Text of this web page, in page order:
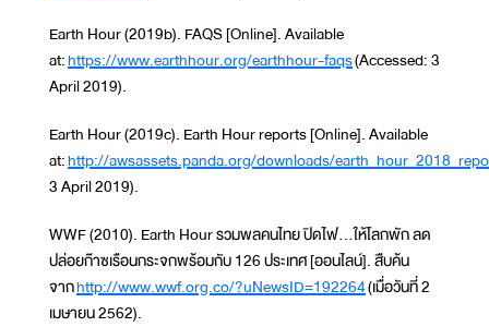
Earth Hour (2019b). FAQS [Online]. Available
at:https://www.earthhour.org/earthhour-faqs(Accessed: 3
April 2019).
Earth Hour (2019c). Earth Hour reports [Online]. Available
at:http://awsassets.panda.org/downloads/
3 April 2019).
WWF (2010). Earth Hour รวมพลคนไทย ปิดไฟ...ให้โลกพัก ลด
ปล่อยก๊าซเรือนกระจกพร้อมกับ 126 ประเทศ [ออนไลน์]. สืบค้น
จากhttp://www.wwf.org.co/?uNewsID=192264(เมื่อวันที่ 2
เมษายน 2562).